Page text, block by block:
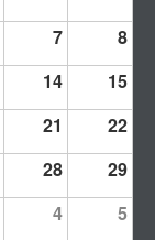
7
8
14
15
21
22
28
29
4 5